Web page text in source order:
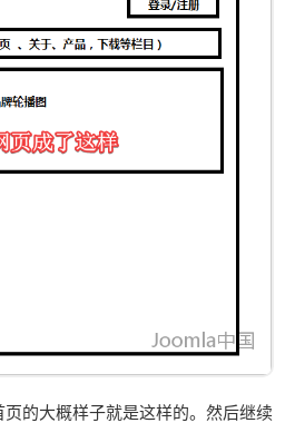
的大概样子就是这样的。然后继续